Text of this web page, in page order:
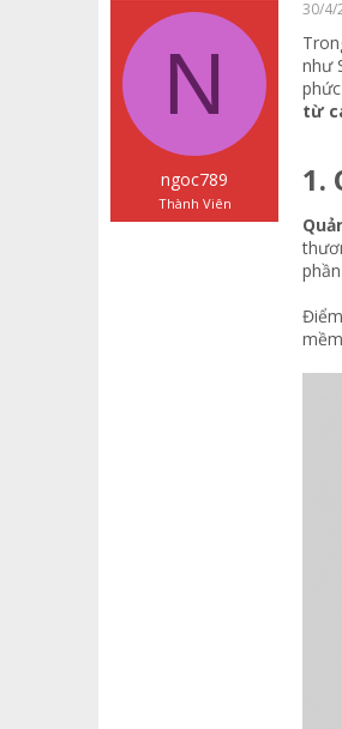
a
d
g
i
N
ngoc789
Thành Viên
30/4/
như
từ
1.